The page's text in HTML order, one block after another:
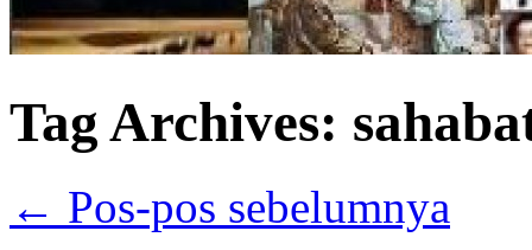
Tag Archives:
← Pos-pos sebelumnya